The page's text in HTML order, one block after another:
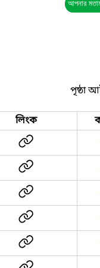
আপনার
পৃষ্ঠা
লিংক